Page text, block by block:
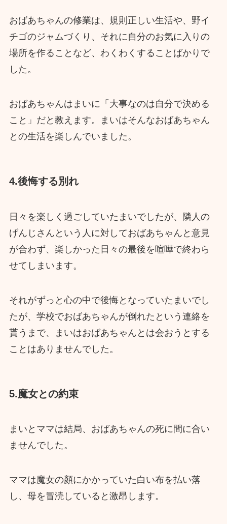
おばあちゃんの修業は、規則正しい生活や、野イ
チゴのジャムづくり、それに自分のお気に入りの
場所を作ることなど、わくわくすることばかりで
した。
おばあちゃんはまいに「大事なのは自分で決める
こと」だと教えます。まいはそんなおばあちゃん
との生活を楽しんでいました。
4.後悔する別れ
日々を楽しく過ごしていたまいでしたが、隣人の
げんじさんという人に対しておばあちゃんと意見
が合わず、楽しかった日々の最後を喧嘩で終わら
せてしまいます。
それがずっと心の中で後悔となっていたまいでし
たが、学校でおばあちゃんが倒れたという連絡を
貰うまで、まいはおばあちゃんとは会おうとする
ことはありませんでした。
5.魔女との約束
まいとママは結局、おばあちゃんの死に間に合い
ませんでした。
ママは魔女の顏にかかっていた白い布を払い落
し、母を冒涜していると激昂します。